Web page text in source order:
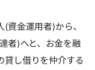
資金運用者)から、
者)へと、お金を融
貸し借りを仲介する